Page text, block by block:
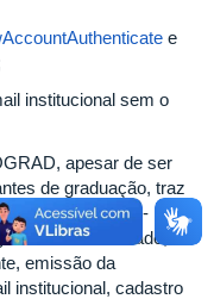
e
institucional sem o
apesar de ser
de graduação, traz
discentes de pós-
da Universidade,
emissão da
institucional, cadastro